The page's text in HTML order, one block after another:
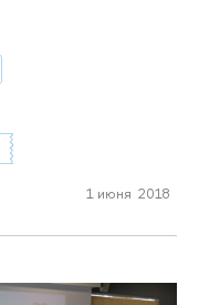
1 июня 2018